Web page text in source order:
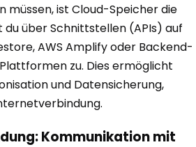
müssen, ist Cloud-Speicher die
du über Schnittstellen (APIs) auf
AWS Amplify oder Backend-
zu. Dies ermöglicht
und Datensicherung,
Kommunikation mit